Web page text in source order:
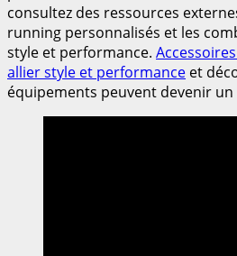
consultez des ressources
running personnalisés et les
style et performance.
allier style et performance et
équipements peuvent devenir